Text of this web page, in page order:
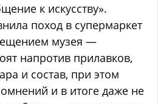
к искусству».
поход в супермаркет
музея —
напротив прилавков,
и состав, при этом
и в итоге даже не